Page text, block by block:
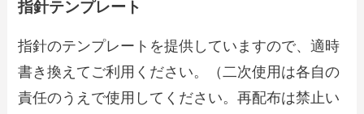
指針テンプレート
指針のテンプレートを提供していますので、適時
書き換えてご利用ください。（二次使用は各自の
責任のうえで使用してください。再配布は禁止い